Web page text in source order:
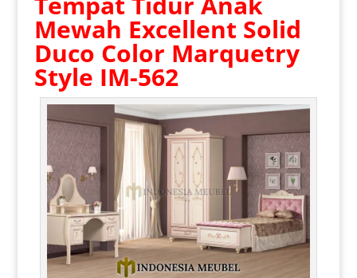
Mewah Excellent Solid
Duco Color Marquetry
Style IM-562